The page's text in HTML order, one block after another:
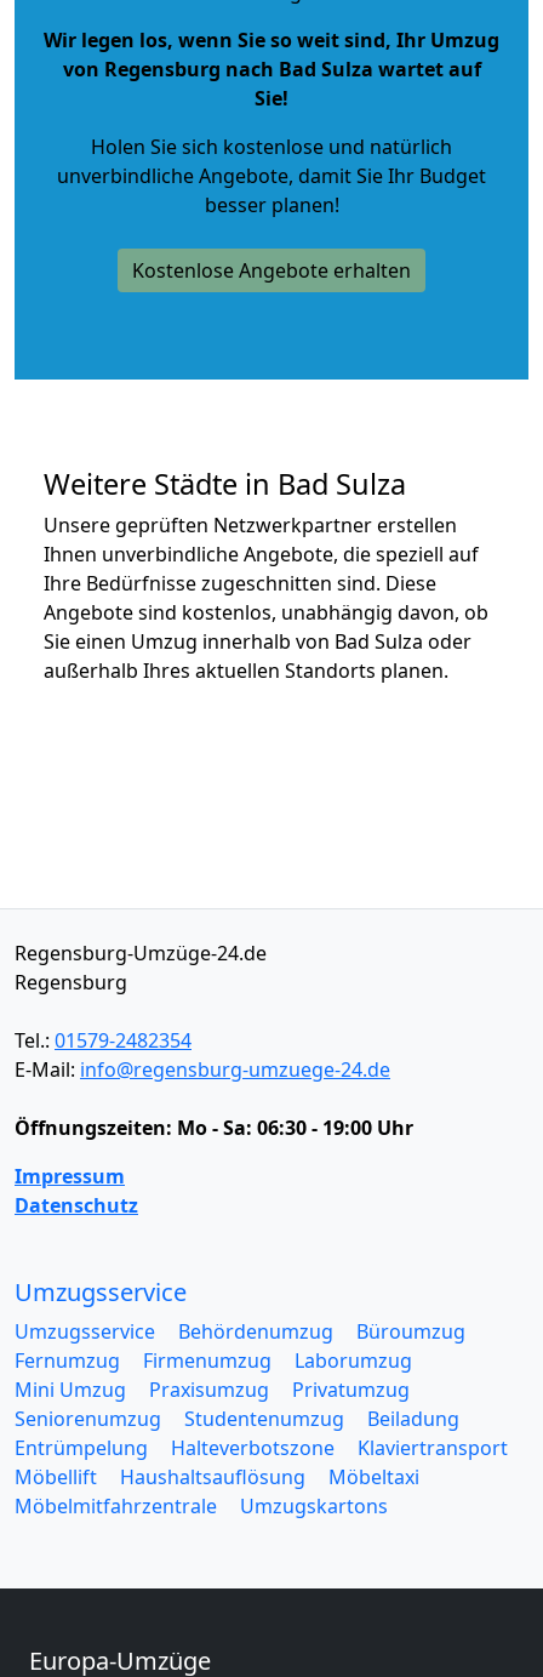
Wir legen los, wenn Sie so weit sind, Ihr Umzug
von Regensburg nach Bad Sulza wartet auf
Sie!
Holen Sie sich kostenlose und natürlich
unverbindliche Angebote, damit Sie Ihr Budget
besser planen!
Kostenlose Angebote erhalten
Weitere Städte in Bad Sulza
Unsere geprüften Netzwerkpartner erstellen
Ihnen unverbindliche Angebote, die speziell auf
Ihre Bedürfnisse zugeschnitten sind. Diese
Angebote sind kostenlos, unabhängig davon, ob
Sie einen Umzug innerhalb von Bad Sulza oder
außerhalb Ihres aktuellen Standorts planen.
Regensburg-Umzüge-24.de
Regensburg
Tel.: 01579-2482354
E-Mail: info@regensburg-umzuege-24.de
Öffnungszeiten: Mo - Sa: 06:30 - 19:00 Uhr
Impressum
Datenschutz
Umzugsservice
Umzugsservice Behördenumzug
Büroumzug
Fernumzug
Firmenumzug
Laborumzug
Mini Umzug
Praxisumzug
Privatumzug
Seniorenumzug
Studentenumzug
Beiladung
Entrümpelung
Halteverbotszone
Klaviertransport
Möbellift
Haushaltsauflösung
Möbeltaxi
Möbelmitfahrzentrale
Umzugskartons
Europa-Umzüge